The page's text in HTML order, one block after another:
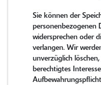
Sie können der
personenbezogenen
widersprechen oder
verlangen. Wir
unverzüglich
berechtigtes